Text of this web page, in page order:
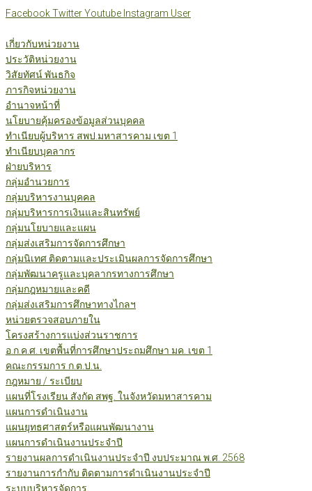
Skip
content
FacebookTwitterYoutube Instagram User
เกี่ยวกับหน่วยงาน
ประวัติหน่วยงาน
วิสัยทัศน์ พันธกิจ
ภารกิจหน่วยงาน
อำนาจหน้าที่
นโยบายคุ้มครองข้อมูลส่วนบุคคล
ทำเนียบผู้บริหาร สพป.มหาสารคาม เขต 1
ทำเนียบบุคลากร
ฝ่ายบริหาร
กลุ่มอำนวยการ
กลุ่มบริหารงานบุคคล
กลุ่มบริหารการเงินและสินทรัพย์
กลุ่มนโยบายและแผน
กลุ่มส่งเสริมการจัดการศึกษา
กลุ่มนิเทศ ติดตามและประเมินผลการจัดการศึกษา
กลุ่มพัฒนาครูและบุคลากรทางการศึกษา
กลุ่มกฎหมายและคดี
กลุ่มส่งเสริมการศึกษาทางไกลฯ
หน่วยตรวจสอบภายใน
โครงสร้างการแบ่งส่วนราชการ
อ.ก.ค.ศ. เขตพื้นที่การศึกษาประถมศึกษา มค. เขต 1
คณะกรรมการ ก.ต.ป.น.
กฎหมาย / ระเบียบ
แผนที่โรงเรียน สังกัด สพฐ. ในจังหวัดมหาสารคาม
แผนการดำเนินงาน
แผนยุทธศาสตร์หรือแผนพัฒนางาน
แผนการดำเนินงานประจำปี
รายงานผลการดำเนินงานประจำปี งบประมาณ พ.ศ. 2568
รายงานการกำกับ ติดตามการดำเนินงานประจำปี
ระบบบริหารจัดการ